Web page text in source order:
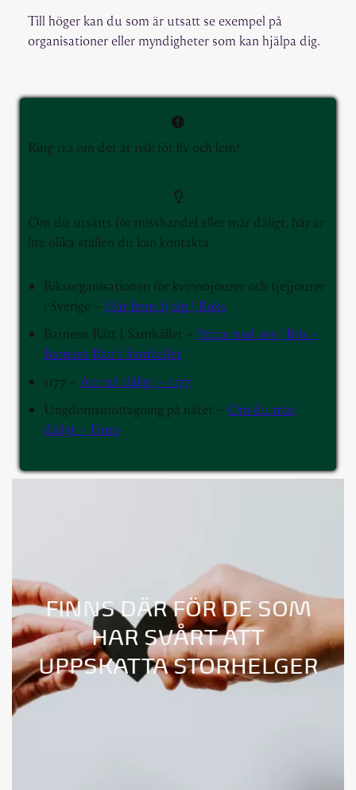
Till höger kan du som är utsatt se exempel på
organisationer eller myndigheter som kan hjälpa dig.
Ring 112 om det är risk för liv och lem!
Om du utsätts för misshandel eller mår dåligt, här är
lite olika ställen du kan kontakta
Riksorganisationen för kvinnojourer och tjejjourer
i Sverige – Här finns hjälp | Roks
Barnens Rätt I Samhället – Prata med oss | Bris –
Barnens Rätt i Samhället
1177 – Att må dåligt – 1177
Ungdomsmottagning på nätet – Om du mår
dåligt – Umo
FINNS DÄR FÖR DE SOM
HAR SVÅRT ATT
UPPSKATTA STORHELGER